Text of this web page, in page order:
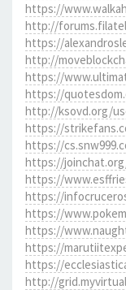
https://
http://
https://
http://
https://
https://
http://ksovd.org/
https://
https://
https://
https://
https://
https://
https://
https://
https://
http://